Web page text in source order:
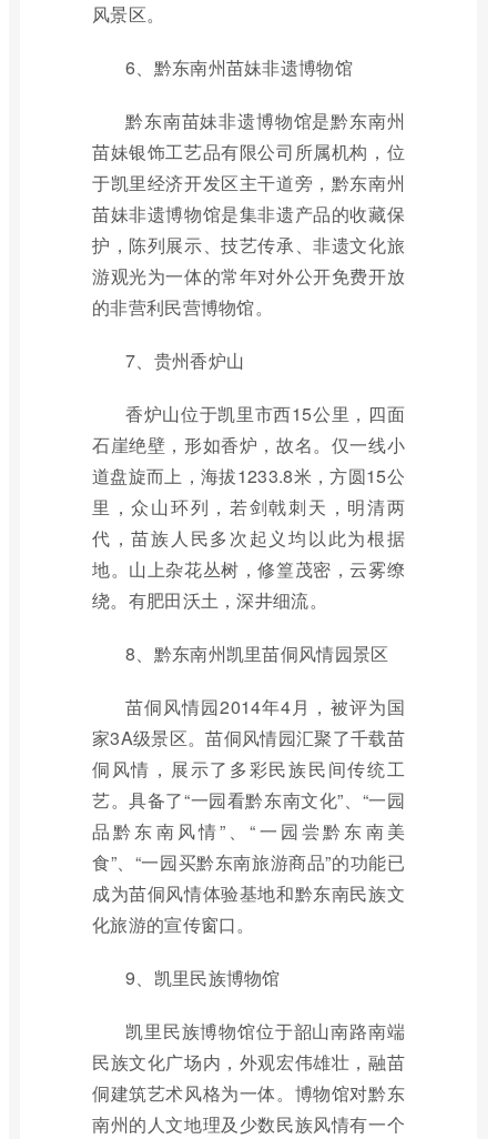
风景区。
6、黔东南州苗妹非遗博物馆
黔东南苗妹非遗博物馆是黔东南州
苗妹银饰工艺品有限公司所属机构，位
于凯里经济开发区主干道旁，黔东南州
苗妹非遗博物馆是集非遗产品的收藏保
护，陈列展示、技艺传承、非遗文化旅
游观光为一体的常年对外公开免费开放
的非营利民营博物馆。
7、贵州香炉山
香炉山位于凯里市西15公里，四面
石崖绝壁，形如香炉，故名。仅一线小
道盘旋而上，海拔1233.8米，方圆15公
里，众山环列，若剑戟刺天，明清两
代，苗族人民多次起义均以此为根据
地。山上杂花丛树，修篁茂密，云雾缭
绕。有肥田沃土，深井细流。
8、黔东南州凯里苗侗风情园景区
苗侗风情园2014年4月，被评为国
家3A级景区。苗侗风情园汇聚了千载苗
侗风情，展示了多彩民族民间传统工
艺。具备了“一园看黔东南文化”、“一园
品黔东南风情”、“一园尝黔东南美
食”、“一园买黔东南旅游商品”的功能已
成为苗侗风情体验基地和黔东南民族文
化旅游的宣传窗口。
9、凯里民族博物馆
凯里民族博物馆位于韶山南路南端
民族文化广场内，外观宏伟雄壮，融苗
侗建筑艺术风格为一体。博物馆对黔东
南州的人文地理及少数民族风情有一个